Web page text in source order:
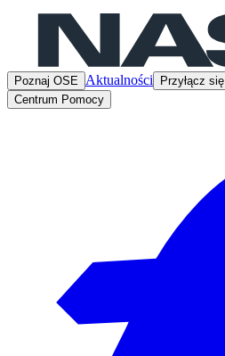
Poznaj OSE Aktualności Przyłącz się
Centrum Pomocy